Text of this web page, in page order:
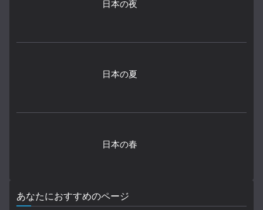
日本の夜
日本の夏
日本の春
あなたにおすすめのページ